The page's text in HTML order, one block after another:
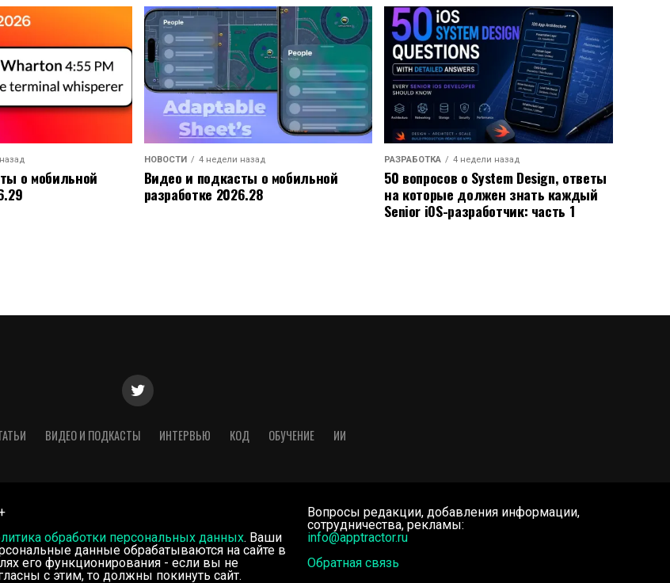
о мобильной
НОВОСТИ 4 недели назад
Видео и подкасты о мобильной
разработке 2026.28
РАЗРАБОТКА 4 недели назад
50 вопросов о System Design, ответы
на которые должен знать каждый
Senior iOS-разработчик: часть 1
ВИДЕО И ПОДКАСТЫ ИНТЕРВЬЮ КОД ОБУЧЕНИЕ ИИ
обработки персональных данных. Ваши
данные обрабатываются на сайте в
его функционирования - если вы не
с этим, то должны покинуть сайт.
Вопросы редакции, добавления информации,
сотрудничества, рекламы:
info@apptractor.ru
Обратная связь